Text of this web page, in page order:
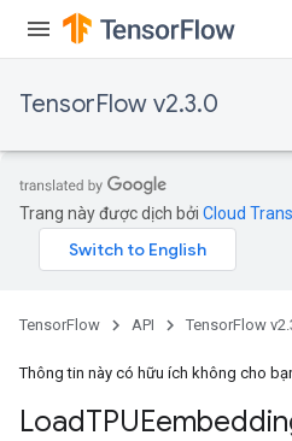
TensorFlow v2.3.0
Trang này được dịch bởi Cloud
TensorFlow API TensorFlow
Thông tin này có hữu ích không cho
Load